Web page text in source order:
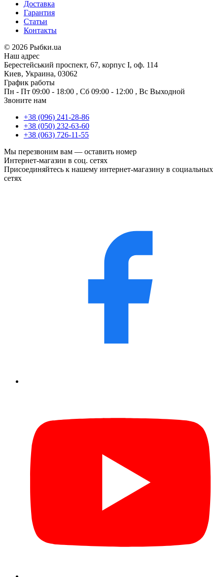
Доставка
Гарантия
Статьи
Контакты
© 2026 Рыбки.ua
Наш адрес
Берестейський проспект, 67, корпус I, оф. 114
Киев, Украина, 03062
График работы
Пн - Пт 09:00 - 18:00 , Сб 09:00 - 12:00 , Вс Выходной
Звоните нам
+38 (096) 241-28-86
+38 (050) 232-63-60
+38 (063) 726-11-55
Мы перезвоним вам — оставить номер
Интернет-магазин в соц. сетях
Присоединяйтесь к нашему интернет-магазину в социальных
сетях